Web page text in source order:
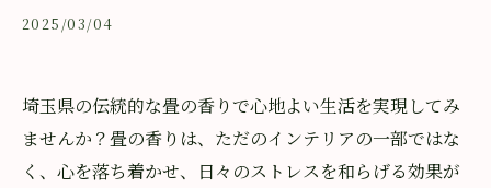
2025/03/04
埼玉県の伝統的な畳の香りで心地よい生活を実現してみ
ませんか？畳の香りは、ただのインテリアの一部ではな
く、心を落ち着かせ、日々のストレスを和らげる効果が